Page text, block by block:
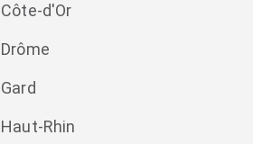
Côte-d'Or
Drôme
Gard
Haut-Rhin